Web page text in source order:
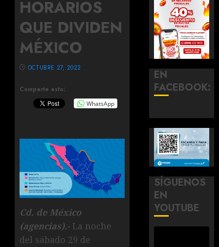
HORARIOS
QUE DIVIDEN
MÉXICO
Comparte esto:
WhatsApp
OCTUBRE 27, 2022
Cd. de México
(agencias).- La noche
del sábado 29 de
EN
FACEBOOK:
SÍGUENOS
EN
YOUTUBE